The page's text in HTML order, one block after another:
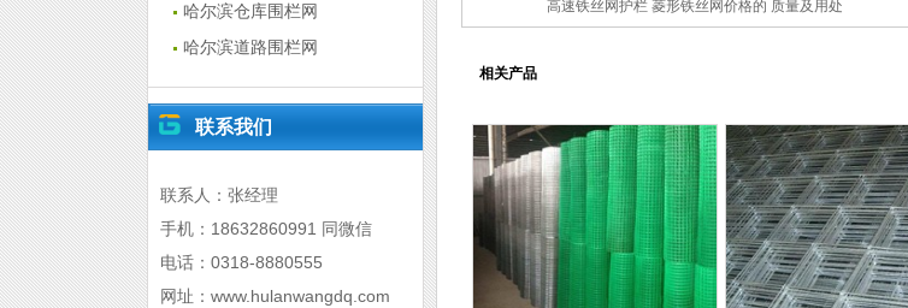
哈尔滨仓库围栏网
哈尔滨道路围栏网
联系我们
联系人：张经理
手机：18632860991 同微信
电话：0318-8880555
网址：www.hulanwangdq.com
高速铁丝网护栏 菱形铁丝网价格的 质量及用处
相关产品